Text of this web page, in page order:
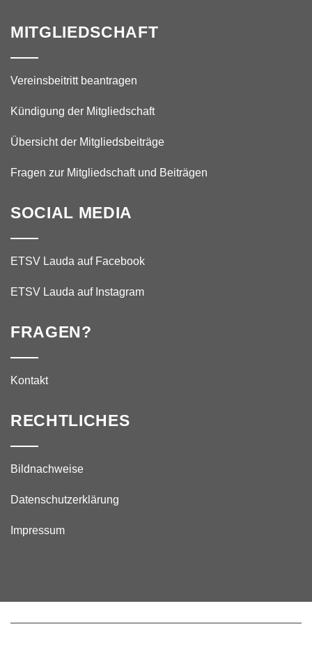
MITGLIEDSCHAFT
Vereinsbeitritt beantragen
Kündigung der Mitgliedschaft
Übersicht der Mitgliedsbeiträge
Fragen zur Mitgliedschaft und Beiträgen
SOCIAL MEDIA
ETSV Lauda auf Facebook
ETSV Lauda auf Instagram
FRAGEN?
Kontakt
RECHTLICHES
Bildnachweise
Datenschutzerklärung
Impressum